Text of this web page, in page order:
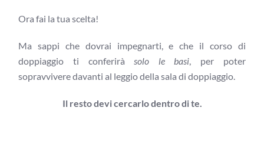
Ora fai la tua scelta!
Ma sappi che dovrai impegnarti, e che il corso di
doppiaggio ti conferiràsolo le basi, per poter
sopravvivere davanti al leggio della sala di doppiaggio.
Il resto devi cercarlo dentro di te.